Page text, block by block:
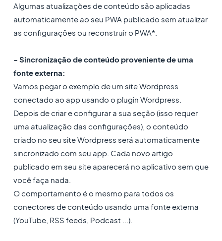
Algumas atualizações de conteúdo são aplicadas
automaticamente ao seu PWA publicado sem atualizar
as configurações ou reconstruir o PWA*.
- Sincronização de conteúdo proveniente de uma
fonte externa:
Vamos pegar o exemplo de um site Wordpress
conectado ao app usando o plugin Wordpress.
Depois de criar e configurar a sua seção (isso requer
uma atualização das configurações), o conteúdo
criado no seu site Wordpress será automaticamente
sincronizado com seu app. Cada novo artigo
publicado em seu site aparecerá no aplicativo sem que
você faça nada.
O comportamento é o mesmo para todos os
conectores de conteúdo usando uma fonte externa
(YouTube, RSS feeds, Podcast ...).